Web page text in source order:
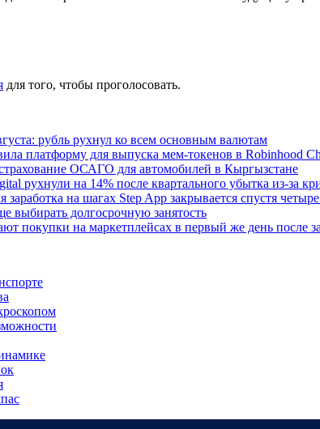
для того, чтобы проголосовать.
рубль рухнул ко всем основным валютам
платформу для выпуска мем-токенов в Robinhood
ОСАГО для автомобилей в Кыргызстане
рухнули на 14% после квартального убытка из-за
заработка на шагах Step App закрывается спустя
выбирать долгосрочную занятость
покупки на маркетплейсах в первый же день после